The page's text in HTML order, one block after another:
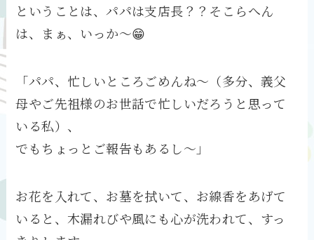
ということは、パパは支店長？？そこらへん
は、まぁ、いっか〜😁
「パパ、忙しいところごめんね〜（多分、義父
母やご先祖様のお世話で忙しいだろうと思って
いる私）、
でもちょっとご報告もあるし〜」
お花を入れて、お墓を拭いて、お線香をあげて
いると、木漏れびや風にも心が洗われて、すっ